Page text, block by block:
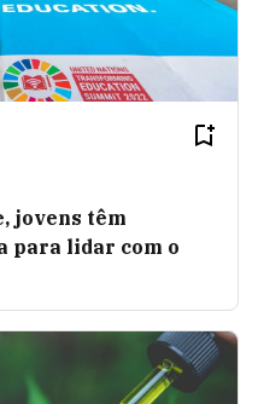
jovens têm
para lidar com o